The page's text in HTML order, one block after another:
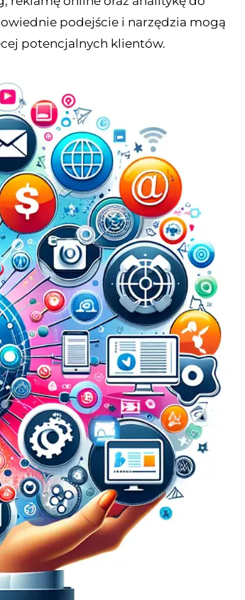
podejście i narzędzia mogą
potencjalnych klientów.